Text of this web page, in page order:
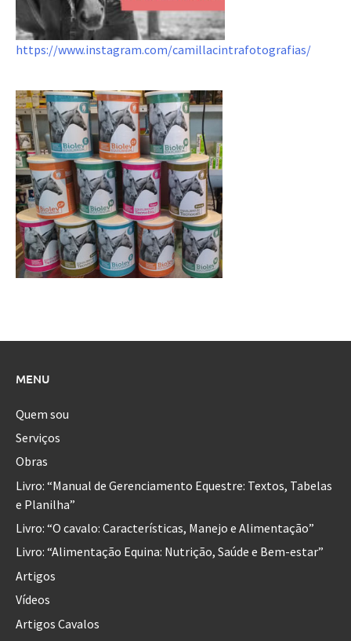
https://www.instagram.com/camillacintrafotografias/
MENU
Quem sou
Serviços
Obras
Livro: “Manual de Gerenciamento Equestre: Textos, Tabelas
e Planilha”
Livro: “O cavalo: Características, Manejo e Alimentação”
Livro: “Alimentação Equina: Nutrição, Saúde e Bem-estar”
Artigos
Vídeos
Artigos Cavalos